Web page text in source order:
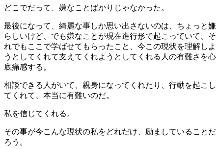
どこでだって、嫌なことばかりじゃなかった。
最後になって、綺麗な事しか思い出さないのは、ちょっと嫌
らしいけど、でも嫌なことが現在進行形で起こっていて、そ
れでもここで学ばせてもらったこと、今この現状を理解しよ
うとしてくれて支えてくれようとしてくれる人の有難さを心
底痛感する。
相談できる人がいて、親身になってくれたり、行動を起こし
てくれて、本当に有難いのだ。
私を信じてくれる。
その事が今こんな現状の私をどれだけ、励ましていることだ
ろう。